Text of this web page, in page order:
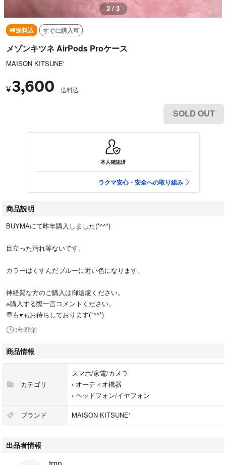
2 / 3
送料込 すぐに購入可
メゾンキツネ AirPods Proケース
MAISON KITSUNE'
¥3,600 送料込
SOLD OUT
本人確認済
ラクマ安心・安全への取り組み
商品説明
BUYMAにて昨年購入しました(*^^*)
目立った汚れ等ないです。
カラーはくすんだブルーに近い色になります。
神経質な方のご購入は御遠慮ください。
※購入する際一言コメントください。
💬も♥️もお待ちしております(*^^*)
3年弱前
商品情報
カテゴリ
スマホ/家電/カメラ
› オーディオ機器
› ヘッドフォン/イヤフォン
ブランド MAISON KITSUNE'
出品者情報